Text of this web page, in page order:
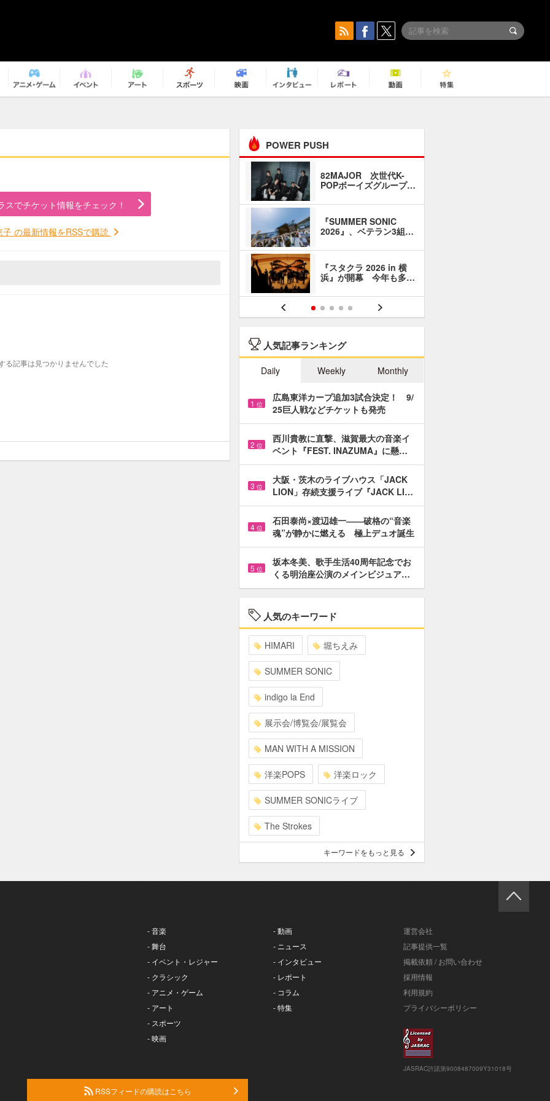
スでチケット情報をチェック！
子 の最新情報をRSSで購読
る記事は見つかりませんでした
POWER PUSH
82MAJOR 次世代K-
POPボーイズグループ…
『SUMMER SONIC
2026』、ベテラン3組…
『スタクラ 2026 in 横
浜』が開幕 今年も多…
人気記事ランキング
Daily Weekly Monthly
1 位
広島東洋カープ追加3試合決定！ 9/
25巨人戦などチケットも発売
2 位
西川貴教に直撃、滋賀最大の音楽イ
ベント『FEST. INAZUMA』に懸…
3 位
大阪・茨木のライブハウス「JACK
LION」存続支援ライブ『JACK LI…
4 位
石田泰尚×渡辺雄一――破格の“音楽
魂”が静かに燃える 極上デュオ誕生
5 位
坂本冬美、歌手生活40周年記念でお
くる明治座公演のメインビジュア…
人気のキーワード
HIMARI 堀ちえみ
SUMMER SONIC
indigo la End
展示会/博覧会/展覧会
MAN WITH A MISSION
洋楽POPS 洋楽ロック
SUMMER SONICライブ
The Strokes
キーワードをもっと見る
- 音楽
- 舞台
- イベント・レジャー
- クラシック
- アニメ・ゲーム
- アート
- スポーツ
- 映画
- 動画
- ニュース
- インタビュー
- レポート
- コラム
- 特集
運営会社
記事提供一覧
掲載依頼 / お問い合わせ
採用情報
利用規約
プライバシーポリシー
JASRAC許諾第9008487009Y31018号
RSSフィードの購読はこちら